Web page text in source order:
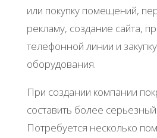
или покупку помещений,
рекламу, создание сайта,
телефонной линии и
оборудования.
При создании компании
составить более
Потребуется несколько